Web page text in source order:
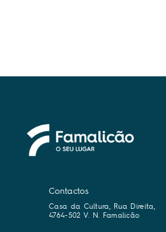
Contactos
Casa da Cultura, Rua Direita,
4764-502 V. N. Famalicão